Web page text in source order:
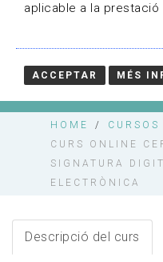
DETALL FORMACIÓ
HOME / CURSOS
CURS ONLINE
SIGNATURA
ELECTRÒNICA
Descripció del curs
aplicable a la
ACCEPTAR MÉS